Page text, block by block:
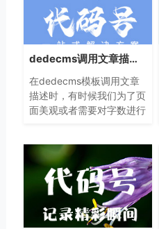
dedecms调用文章描述description限制字数的方法
在dedecms模板调用文章
描述时，有时候我们为了页
面美观或者需要对字数进行
一种方法：（推荐,可加省
略号）